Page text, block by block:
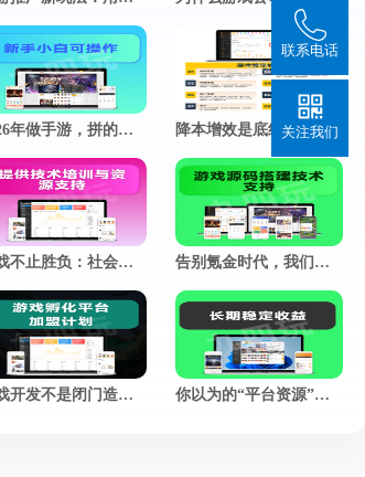
2026年做手游，拼的不是技术，而是谁更懂玩家的心 降本增效是底线，好玩才是游戏的灵魂
游戏不止胜负：社会价值赛道，正在悄悄改写游戏的定义 告别氪金时代，我们凭什么让老玩家集体回归？
游戏开发不是闭门造梦，市场反馈才是最好的“策划师” 你以为的“平台资源”，不过是另一个韭菜的“二手转卖”
联系电话
关注我们